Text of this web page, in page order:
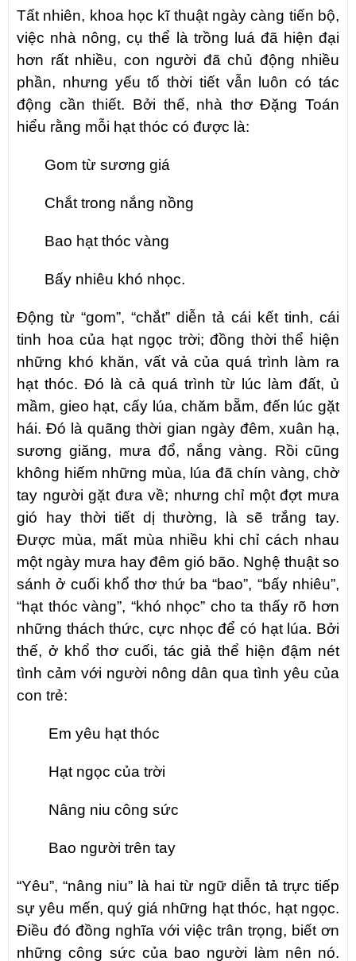
Tất nhiên, khoa học kĩ thuật ngày càng tiến bộ,
việc nhà nông, cụ thể là trồng luá đã hiện đại
hơn rất nhiều, con người đã chủ động nhiều
phần, nhưng yếu tố thời tiết vẫn luôn có tác
động cần thiết. Bởi thế, nhà thơ Đặng Toán
hiểu rằng mỗi hạt thóc có được là:
Gom từ sương giá
Chắt trong nắng nồng
Bao hạt thóc vàng
Bấy nhiêu khó nhọc.
Động từ “gom”, “chắt” diễn tả cái kết tinh, cái
tinh hoa của hạt ngọc trời; đồng thời thể hiện
những khó khăn, vất vả của quá trình làm ra
hạt thóc. Đó là cả quá trình từ lúc làm đất, ủ
mầm, gieo hạt, cấy lúa, chăm bẵm, đến lúc gặt
hái. Đó là quãng thời gian ngày đêm, xuân hạ,
sương giăng, mưa đổ, nắng vàng. Rồi cũng
không hiếm những mùa, lúa đã chín vàng, chờ
tay người gặt đưa về; nhưng chỉ một đợt mưa
gió hay thời tiết dị thường, là sẽ trắng tay.
Được mùa, mất mùa nhiều khi chỉ cách nhau
một ngày mưa hay đêm gió bão. Nghệ thuật so
sánh ở cuối khổ thơ thứ ba “bao”, “bấy nhiêu”,
“hạt thóc vàng”, “khó nhọc” cho ta thấy rõ hơn
những thách thức, cực nhọc để có hạt lúa. Bởi
thế, ở khổ thơ cuối, tác giả thể hiện đậm nét
tình cảm với người nông dân qua tình yêu của
con trẻ:
Em yêu hạt thóc
Hạt ngọc của trời
Nâng niu công sức
Bao người trên tay
“Yêu”, “nâng niu” là hai từ ngữ diễn tả trực tiếp
sự yêu mến, quý giá những hạt thóc, hạt ngọc.
Điều đó đồng nghĩa với việc trân trọng, biết ơn
những công sức của bao người làm nên nó.